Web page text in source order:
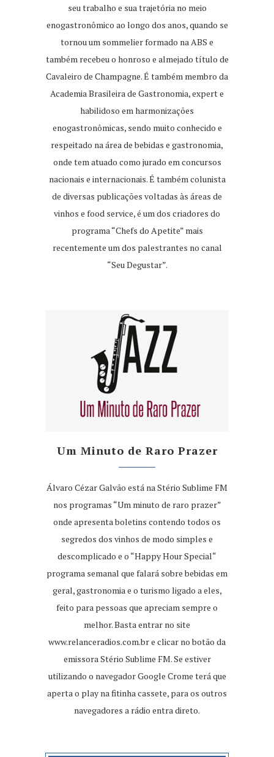
seu trabalho e sua trajetória no meio
enogastronômico ao longo dos anos, quando se
tornou um sommelier formado na ABS e
também recebeu o honroso e almejado título de
Cavaleiro de Champagne. É também membro da
Academia Brasileira de Gastronomia, expert e
habilidoso em harmonizações
enogastronômicas, sendo muito conhecido e
respeitado na área de bebidas e gastronomia,
onde tem atuado como jurado em concursos
nacionais e internacionais. É também colunista
de diversas publicações voltadas às áreas de
vinhos e food service, é um dos criadores do
programa “Chefs do Apetite” mais
recentemente um dos palestrantes no canal
“Seu Degustar”.
Um Minuto de Raro Prazer
Álvaro Cézar Galvão está na Stério Sublime FM
nos programas “Um minuto de raro prazer”
onde apresenta boletins contendo todos os
segredos dos vinhos de modo simples e
descomplicado e o “Happy Hour Special“
programa semanal que falará sobre bebidas em
geral, gastronomia e o turismo ligado a eles,
feito para pessoas que apreciam sempre o
melhor. Basta entrar no site
www.relanceradios.com.bre clicar no botão da
emissora Stério Sublime FM. Se estiver
utilizando o navegador Google Crome terá que
aperta o play na fitinha cassete, para os outros
navegadores a rádio entra direto.